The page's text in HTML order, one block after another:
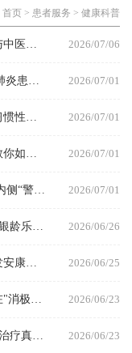
首页 > 患者服务 > 健康科普
夏季特刊 | 热射病：早期识别、现场急救与中医辨证防治 2026/07/06
医案分享 | 中西携手闯 “生死关” 3 岁重症肺炎患儿重获安康 2026/07/01
科普在线 | 你的小手指还好吗？——这个习惯性动作，正在悄悄“毁”了你的手 2026/07/01
科普在线 | 眼痒越揉越红？别乱揉！中医教你如何缓解 2026/07/01
科普在线 | 背痛不一定是肌肉痛？ 肩胛骨内侧“警讯”的深度解析 2026/07/01
老年健康宣传周特刊 | 守护"肌骨力" 安享"银龄乐"—— 药物也可能悄悄"偷走"您的骨骼和肌肉 2026/06/26
老年健康宣传周特刊 | 循中医经典，守银发安康——从古籍智慧学习老年人合理用药 2026/06/25
老年特刊 | 嘿，老人家，您的肠道是不是在"消极怠工"? 2026/06/23
科普在线 | 化疗≠掉光头发：一文读懂肿瘤治疗真实的“副作用” 2026/06/23